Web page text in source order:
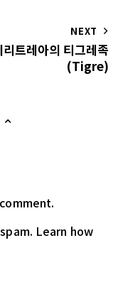
NEXT
리트레아의 티그레족
(Tigre)
Learn how